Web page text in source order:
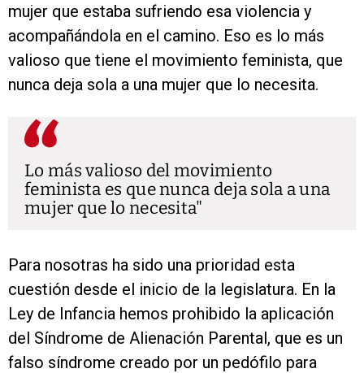
mujer que estaba sufriendo esa violencia y
acompañándola en el camino. Eso es lo más
valioso que tiene el movimiento feminista, que
nunca deja sola a una mujer que lo necesita.
Lo más valioso del movimiento
feminista es que nunca deja sola a una
mujer que lo necesita
Para nosotras ha sido una prioridad esta
cuestión desde el inicio de la legislatura. En la
Ley de Infancia hemos prohibido la aplicación
del Síndrome de Alienación Parental, que es un
falso síndrome creado por un pedófilo para